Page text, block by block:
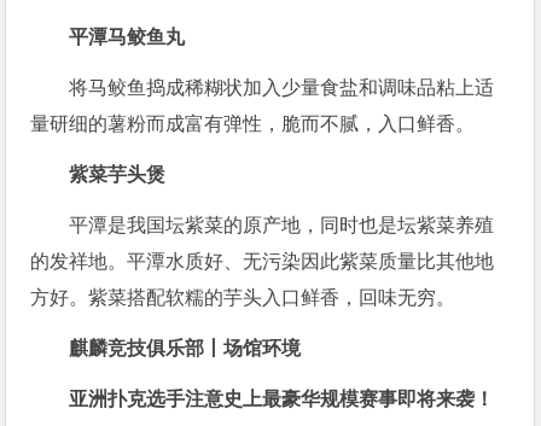
平潭马鲛鱼丸
将马鲛鱼捣成稀糊状加入少量食盐和调味品粘上适
量研细的薯粉而成富有弹性，脆而不腻，入口鲜香。
紫菜芋头煲
平潭是我国坛紫菜的原产地，同时也是坛紫菜养殖
的发祥地。平潭水质好、无污染因此紫菜质量比其他地
方好。紫菜搭配软糯的芋头入口鲜香，回味无穷。
麒麟竞技俱乐部丨场馆环境
亚洲扑克选手注意史上最豪华规模赛事即将来袭！